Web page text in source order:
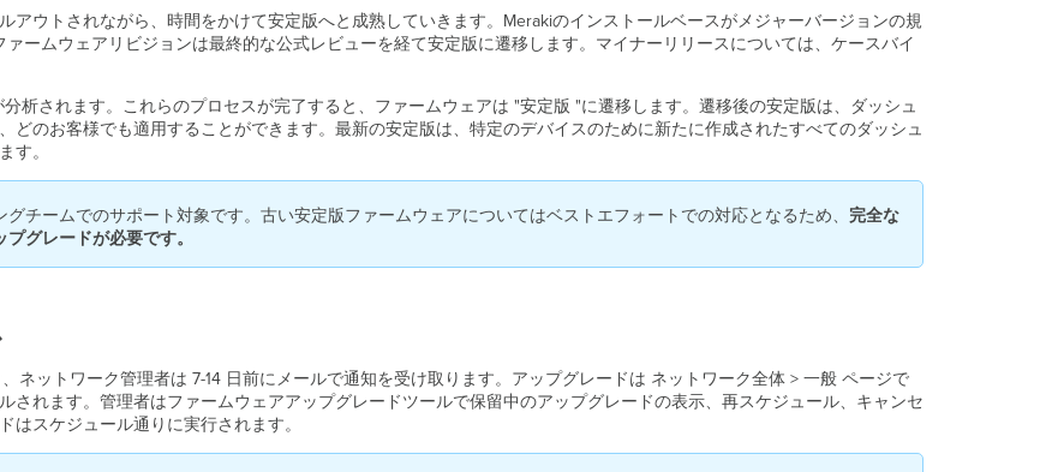
バ
イ
ア
ッ
ー
プ
ァ
ー
ウ
アウトされながら、時間をかけて安定版へと成熟していきます。Merakiのインストールベースがメジャーバージョンの規
ームウェアリビジョンは最終的な公式レビューを経て安定版に遷移します。マイナーリリースについては、ケースバイ
析されます。これらのプロセスが完了すると、ファームウェアは "安定版 "に遷移します。遷移後の安定版は、ダッシュ
どのお客様でも適用することができます。最新の安定版は、特定のデバイスのために新たに作成されたすべてのダッシュ
す。
チームでのサポート対象です。古い安定版ファームウェアについてはベストエフォートでの対応となるため、 完全な
グレードが必要です。
ネットワーク管理者は 7-14 日前にメールで通知を受け取ります。アップグレードは ネットワーク全体 > 一般 ページで
されます。管理者はファームウェアアップグレードツールで保留中のアップグレードの表示、再スケジュール、キャンセ
スケジュール通りに実行されます。